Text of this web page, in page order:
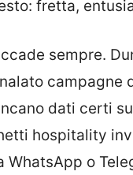
fretta,
sempre.
campagne
dati certi
hospitality
WhatsApp o